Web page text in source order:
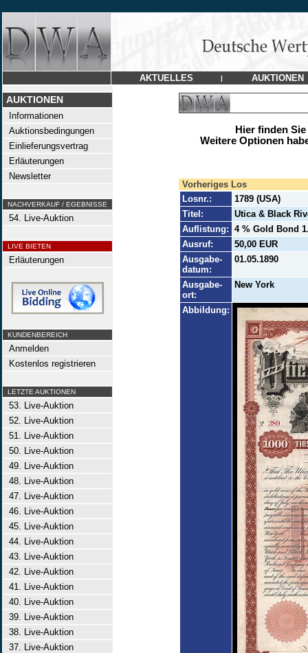
AKTUELLES | AUKTIONEN
AUKTIONEN
Informationen
Auktionsbedingungen
Einlieferungsvertrag
Erläuterungen
Newsletter
NACHVERKAUF / EGEBNISSE
54. Live-Auktion
LIVE BIETEN
Erläuterungen
KUNDENBEREICH
Anmelden
Kostenlos registrieren
LETZTE AUKTIONEN
53. Live-Auktion
52. Live-Auktion
51. Live-Auktion
50. Live-Auktion
49. Live-Auktion
48. Live-Auktion
47. Live-Auktion
46. Live-Auktion
45. Live-Auktion
44. Live-Auktion
43. Live-Auktion
42. Live-Auktion
41. Live-Auktion
40. Live-Auktion
39. Live-Auktion
38. Live-Auktion
37. Live-Auktion
Hier finden
Weitere Optionen
Vorheriges Los
Losnr.:
1789 (USA)
Titel:
Utica & Black
Auflistung: 4 % Gold Bond
Ausruf:
50,00 EUR
Ausgabe-
datum:
01.05.1890
Ausgabe-
ort:
New York
Abbildung: